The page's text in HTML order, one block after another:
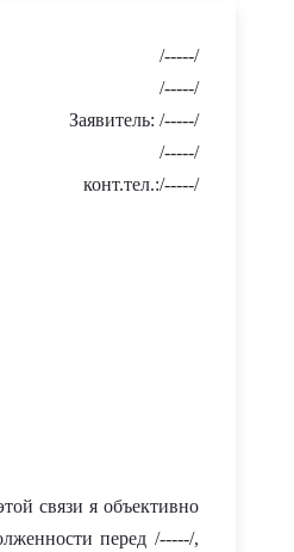
/-----/
/-----/
Заявитель: /-----/
/-----/
конт.тел.:/-----/
связи я объективно
перед /-----/,